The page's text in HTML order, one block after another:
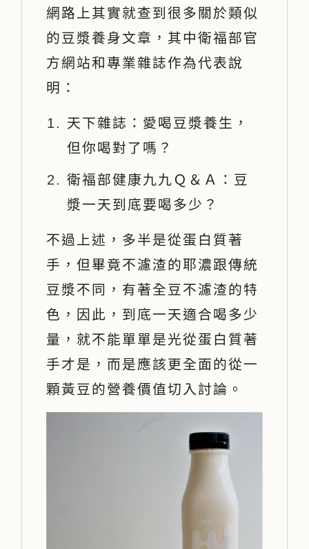
網路上其實就查到很多關於類似
的豆漿養身文章，其中衛福部官
方網站和專業雜誌作為代表說
明：
天下雜誌：愛喝豆漿養生，
但你喝對了嗎？
衛福部健康九九Ｑ＆Ａ：豆
漿一天到底要喝多少？
不過上述，多半是從蛋白質著
手，但畢竟不濾渣的耶濃跟傳統
豆漿不同，有著全豆不濾渣的特
色，因此，到底一天適合喝多少
量，就不能單單是光從蛋白質著
手才是，而是應該更全面的從一
顆黃豆的營養價值切入討論。